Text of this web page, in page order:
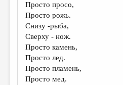
ОТДЕЛЫ И РУБРИКИ
ИЗБРАННОЕ
ДАЙДЖЕСТ
ПРОИЗВЕДЕНИЯ
ПЕРЕВОДЫ
Просто просо,
Просто рожь.
Снизу -рыба,
Сверху - нож.
Просто камень,
Просто лед.
Просто пламень,
Просто мед.